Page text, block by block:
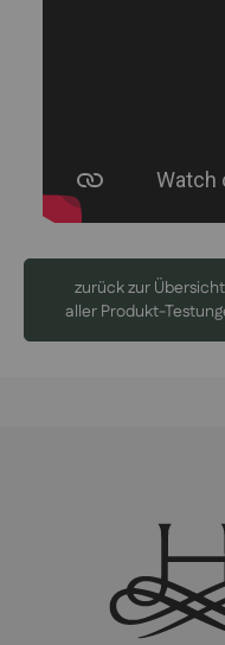
zurück zur Übersicht
aller Produkt-